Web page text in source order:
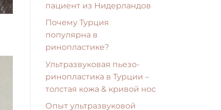
пациент из Нидерландов
Почему Турция
популярна в
ринопластике?
Ультразвуковая пьезо-
ринопластика в Турции –
толстая кожа & кривой нос
Опыт ультразвуковой